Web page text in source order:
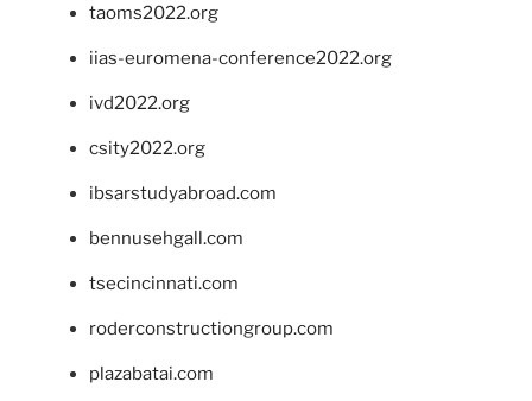
taoms2022.org
iias-euromena-conference2022.org
ivd2022.org
csity2022.org
ibsarstudyabroad.com
bennusehgall.com
tsecincinnati.com
roderconstructiongroup.com
plazabatai.com